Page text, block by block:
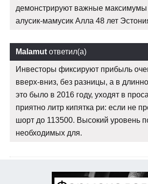
демонстрируют важные
алусик-мамусик Алла 48 лет
Malamut ответил(а)
Инвесторы фиксируют прибыль
вверх-вниз, без разницы, а в
это было в 2016 году, уходят в
приятно литр кипятка ри: если не
шорт до 113500. Высокий уровень
необходимых для.